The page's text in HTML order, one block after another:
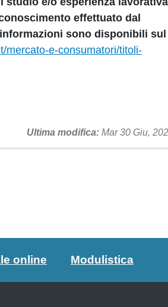
effettuato dal
sono disponibili sul
mercato-e-consumatori/titoli-
Ultima modifica Mar 30 Giu,
online Modulistica